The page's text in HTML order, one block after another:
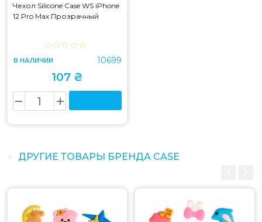
Чехол Silicone Case WS iPhone
12 Pro Max Прозрачный
В НАЛИЧИИ 10699
107 ₴
ДРУГИЕ ТОВАРЫ БРЕНДА CASE